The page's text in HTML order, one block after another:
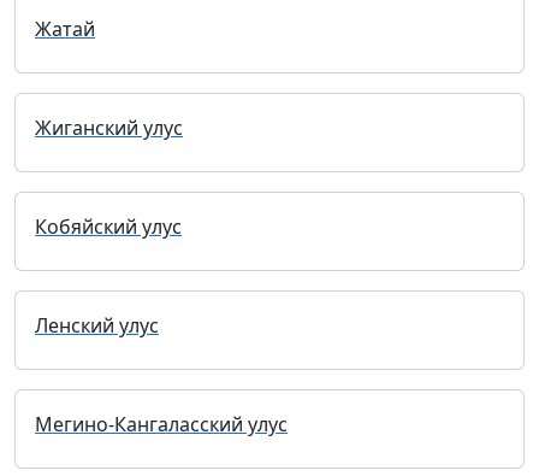
Жатай
Жиганский улус
Кобяйский улус
Ленский улус
Мегино-Кангаласский улус